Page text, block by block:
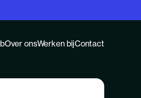
Over onsWerken bijContact